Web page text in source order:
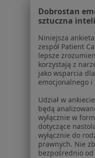
Praca
Dobrostan
sztuczna
Niniejsza
zespół Patient
lepsze
korzystają z
jako wsparcia
emocjonalnego
Udział w
będą
wyłącznie w
dotyczące
wyłącznie do
prawnych. Nie
bezpośrednio